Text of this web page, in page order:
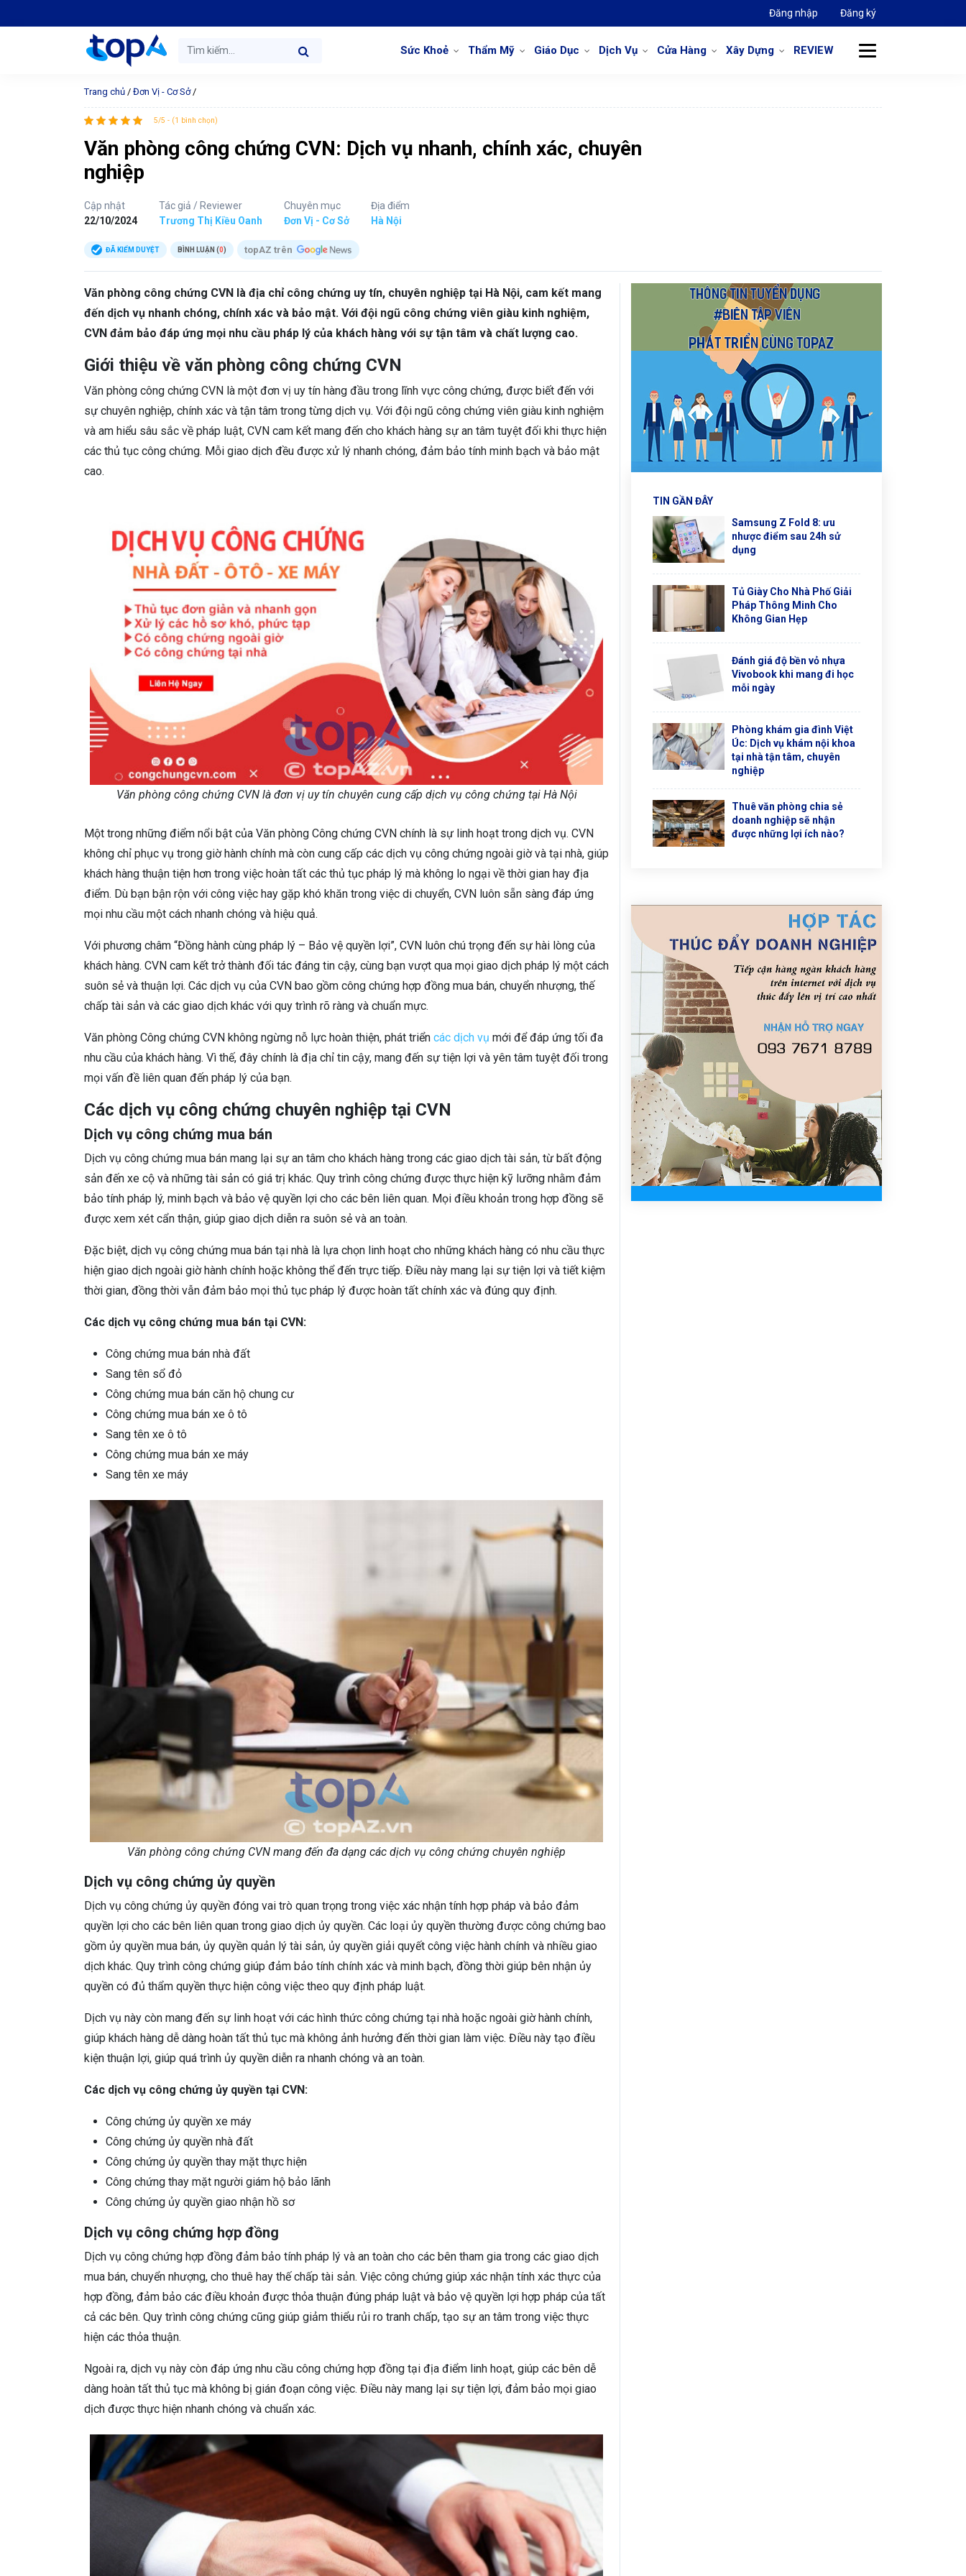
Đăng nhập Đăng ký
Sức Khoẻ Thẩm Mỹ Giáo Dục Dịch Vụ Cửa Hàng Xây Dựng REVIEW
Trang chủ / Đơn Vị - Cơ Sở/
5/5 - (1 bình chọn)
Văn phòng công chứng CVN: Dịch vụ nhanh, chính xác, chuyên
nghiệp
Cập nhật
22/10/2024
Tác giả / Reviewer
Trương Thị Kiều Oanh
Chuyên mục
Đơn Vị - Cơ Sở
Địa điểm
Hà Nội
ĐÃ KIỂM DUYỆT BÌNH LUẬN (0) topAZ trên
Văn phòng công chứng CVN là địa chỉ công chứng uy tín, chuyên nghiệp tại Hà Nội, cam kết mang
đến dịch vụ nhanh chóng, chính xác và bảo mật. Với đội ngũ công chứng viên giàu kinh nghiệm,
CVN đảm bảo đáp ứng mọi nhu cầu pháp lý của khách hàng với sự tận tâm và chất lượng cao.
Giới thiệu về văn phòng công chứng CVN
Văn phòng công chứng CVN là một đơn vị uy tín hàng đầu trong lĩnh vực công chứng, được biết đến với
sự chuyên nghiệp, chính xác và tận tâm trong từng dịch vụ. Với đội ngũ công chứng viên giàu kinh nghiệm
và am hiểu sâu sắc về pháp luật, CVN cam kết mang đến cho khách hàng sự an tâm tuyệt đối khi thực hiện
các thủ tục công chứng. Mỗi giao dịch đều được xử lý nhanh chóng, đảm bảo tính minh bạch và bảo mật
cao.
Văn phòng công chứng CVN là đơn vị uy tín chuyên cung cấp dịch vụ công chứng tại Hà Nội
Một trong những điểm nổi bật của Văn phòng Công chứng CVN chính là sự linh hoạt trong dịch vụ. CVN
không chỉ phục vụ trong giờ hành chính mà còn cung cấp các dịch vụ công chứng ngoài giờ và tại nhà, giúp
khách hàng thuận tiện hơn trong việc hoàn tất các thủ tục pháp lý mà không lo ngại về thời gian hay địa
điểm. Dù bạn bận rộn với công việc hay gặp khó khăn trong việc di chuyển, CVN luôn sẵn sàng đáp ứng
mọi nhu cầu một cách nhanh chóng và hiệu quả.
Với phương châm “Đồng hành cùng pháp lý – Bảo vệ quyền lợi”, CVN luôn chú trọng đến sự hài lòng của
khách hàng. CVN cam kết trở thành đối tác đáng tin cậy, cùng bạn vượt qua mọi giao dịch pháp lý một cách
suôn sẻ và thuận lợi. Các dịch vụ của CVN bao gồm công chứng hợp đồng mua bán, chuyển nhượng, thế
chấp tài sản và các giao dịch khác với quy trình rõ ràng và chuẩn mực.
Văn phòng Công chứng CVN không ngừng nỗ lực hoàn thiện, phát triển các dịch vụ mới để đáp ứng tối đa
nhu cầu của khách hàng. Vì thế, đây chính là địa chỉ tin cậy, mang đến sự tiện lợi và yên tâm tuyệt đối trong
mọi vấn đề liên quan đến pháp lý của bạn.
Các dịch vụ công chứng chuyên nghiệp tại CVN
Dịch vụ công chứng mua bán
Dịch vụ công chứng mua bán mang lại sự an tâm cho khách hàng trong các giao dịch tài sản, từ bất động
sản đến xe cộ và những tài sản có giá trị khác. Quy trình công chứng được thực hiện kỹ lưỡng nhằm đảm
bảo tính pháp lý, minh bạch và bảo vệ quyền lợi cho các bên liên quan. Mọi điều khoản trong hợp đồng sẽ
được xem xét cẩn thận, giúp giao dịch diễn ra suôn sẻ và an toàn.
Đặc biệt, dịch vụ công chứng mua bán tại nhà là lựa chọn linh hoạt cho những khách hàng có nhu cầu thực
hiện giao dịch ngoài giờ hành chính hoặc không thể đến trực tiếp. Điều này mang lại sự tiện lợi và tiết kiệm
thời gian, đồng thời vẫn đảm bảo mọi thủ tục pháp lý được hoàn tất chính xác và đúng quy định.
Các dịch vụ công chứng mua bán tại CVN:
Công chứng mua bán nhà đất
Sang tên sổ đỏ
Công chứng mua bán căn hộ chung cư
Công chứng mua bán xe ô tô
Sang tên xe ô tô
Công chứng mua bán xe máy
Sang tên xe máy
Văn phòng công chứng CVN mang đến đa dạng các dịch vụ công chứng chuyên nghiệp
Dịch vụ công chứng ủy quyền
Dịch vụ công chứng ủy quyền đóng vai trò quan trọng trong việc xác nhận tính hợp pháp và bảo đảm
quyền lợi cho các bên liên quan trong giao dịch ủy quyền. Các loại ủy quyền thường được công chứng bao
gồm ủy quyền mua bán, ủy quyền quản lý tài sản, ủy quyền giải quyết công việc hành chính và nhiều giao
dịch khác. Quy trình công chứng giúp đảm bảo tính chính xác và minh bạch, đồng thời giúp bên nhận ủy
quyền có đủ thẩm quyền thực hiện công việc theo quy định pháp luật.
Dịch vụ này còn mang đến sự linh hoạt với các hình thức công chứng tại nhà hoặc ngoài giờ hành chính,
giúp khách hàng dễ dàng hoàn tất thủ tục mà không ảnh hưởng đến thời gian làm việc. Điều này tạo điều
kiện thuận lợi, giúp quá trình ủy quyền diễn ra nhanh chóng và an toàn.
Các dịch vụ công chứng ủy quyền tại CVN:
Công chứng ủy quyền xe máy
Công chứng ủy quyền nhà đất
Công chứng ủy quyền thay mặt thực hiện
Công chứng thay mặt người giám hộ bảo lãnh
Công chứng ủy quyền giao nhận hồ sơ
Dịch vụ công chứng hợp đồng
Dịch vụ công chứng hợp đồng đảm bảo tính pháp lý và an toàn cho các bên tham gia trong các giao dịch
mua bán, chuyển nhượng, cho thuê hay thế chấp tài sản. Việc công chứng giúp xác nhận tính xác thực của
hợp đồng, đảm bảo các điều khoản được thỏa thuận đúng pháp luật và bảo vệ quyền lợi hợp pháp của tất
cả các bên. Quy trình công chứng cũng giúp giảm thiểu rủi ro tranh chấp, tạo sự an tâm trong việc thực
hiện các thỏa thuận.
Ngoài ra, dịch vụ này còn đáp ứng nhu cầu công chứng hợp đồng tại địa điểm linh hoạt, giúp các bên dễ
dàng hoàn tất thủ tục mà không bị gián đoạn công việc. Điều này mang lại sự tiện lợi, đảm bảo mọi giao
dịch được thực hiện nhanh chóng và chuẩn xác.
TIN GẦN ĐÂY
Samsung Z Fold 8: ưu
nhược điểm sau 24h sử
dụng
Tủ Giày Cho Nhà Phố Giải
Pháp Thông Minh Cho
Không Gian Hẹp
Đánh giá độ bền vỏ nhựa
Vivobook khi mang đi học
mỗi ngày
Phòng khám gia đình Việt
Úc: Dịch vụ khám nội khoa
tại nhà tận tâm, chuyên
nghiệp
Thuê văn phòng chia sẻ
doanh nghiệp sẽ nhận
được những lợi ích nào?